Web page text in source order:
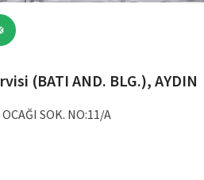
(BATI AND. BLG.), AYDIN
SOK. NO:11/A